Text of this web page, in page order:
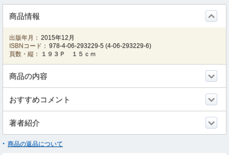
商品情報
出版年月： 2015年12月
ISBNコード： 978-4-06-293229-5 (4-06-293229-6)
頁数・縦：
１９３Ｐ １５ｃｍ
商品の内容
おすすめコメント
著者紹介
商品の返品について